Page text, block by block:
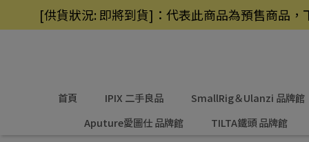
[供貨狀況: 即將到貨]：代表此商品為預售商品
首頁 IPIX 二手良品
SmallRig＆Ulanzi 品牌館
Aputure愛圖仕 品牌館
TILTA鐵頭 品牌館